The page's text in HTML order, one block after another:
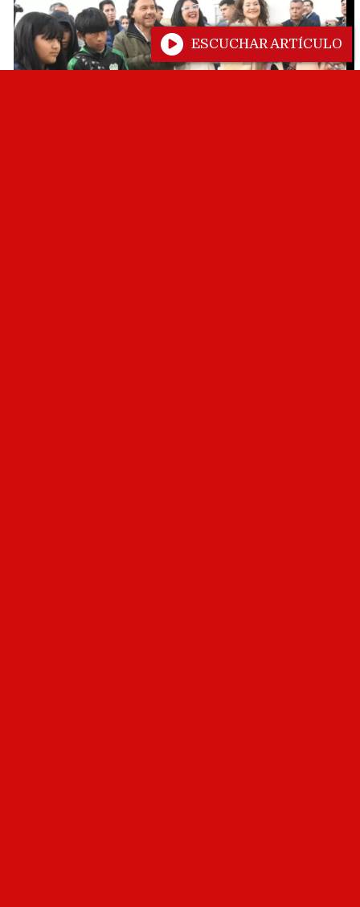
ESCUCHAR ARTÍCULO